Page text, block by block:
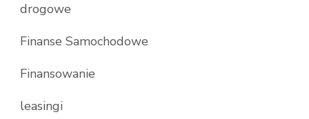
drogowe
Finanse Samochodowe
Finansowanie
leasingi